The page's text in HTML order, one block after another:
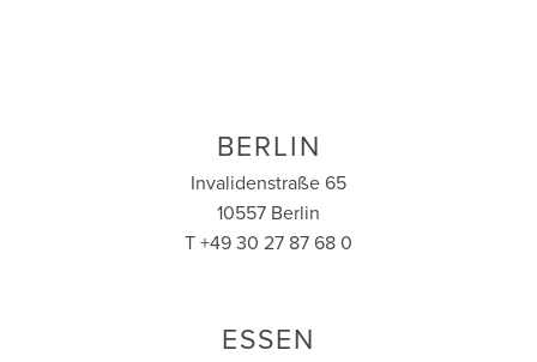
BERLIN
Invalidenstraße 65
10557 Berlin
T +49 30 27 87 68 0
ESSEN